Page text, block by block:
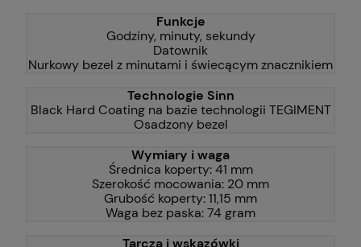
Funkcje
Godziny, minuty, sekundy
Datownik
Nurkowy bezel z minutami i świecącym znacznikiem
Technologie Sinn
Black Hard Coating na bazie technologii TEGIMENT
Osadzony bezel
Wymiary i waga
Średnica koperty: 41 mm
Szerokość mocowania: 20 mm
Grubość koperty: 11,15 mm
Waga bez paska: 74 gram
Tarcza i wskazówki